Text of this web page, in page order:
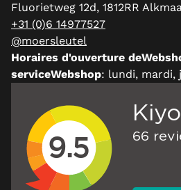
Fluorietweg 12d, 1812RR
+31 (0)6 14977527
@moersleutel
Horaires d'ouverture
serviceWebshop: lundi, mardi,